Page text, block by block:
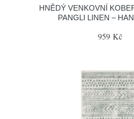
HNĚDÝ VENKOVNÍ
PANGLI LINEN –
959 Kč